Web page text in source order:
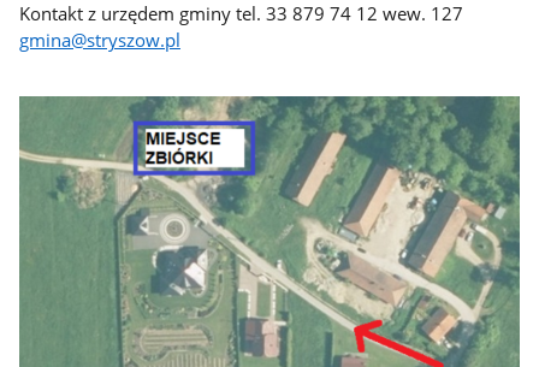
Kontakt z urzędem gminy tel. 33 879 74 12 wew. 127
gmina@stryszow.pl